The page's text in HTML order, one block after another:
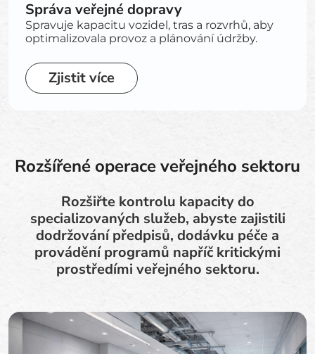
Správa veřejné dopravy
Spravuje kapacitu vozidel, tras a rozvrhů, aby
optimalizovala provoz a plánování údržby.
Zjistit více
Rozšířené operace veřejného sektoru
Rozšiřte kontrolu kapacity do
specializovaných služeb, abyste zajistili
dodržování předpisů, dodávku péče a
provádění programů napříč kritickými
prostředími veřejného sektoru.